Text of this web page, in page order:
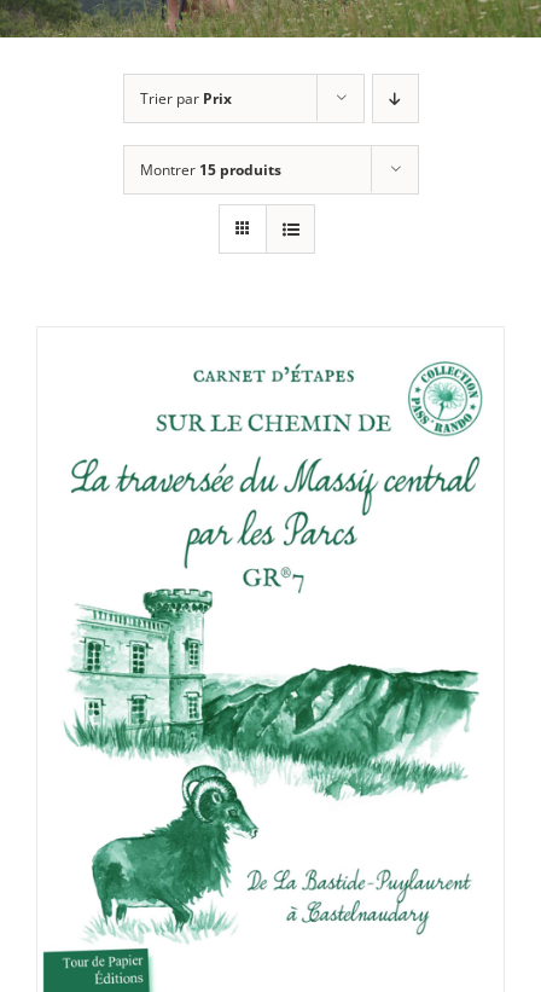
Trier par Prix
Montrer 15 produits
ACHETER LE PRODUIT / DÉTAILS